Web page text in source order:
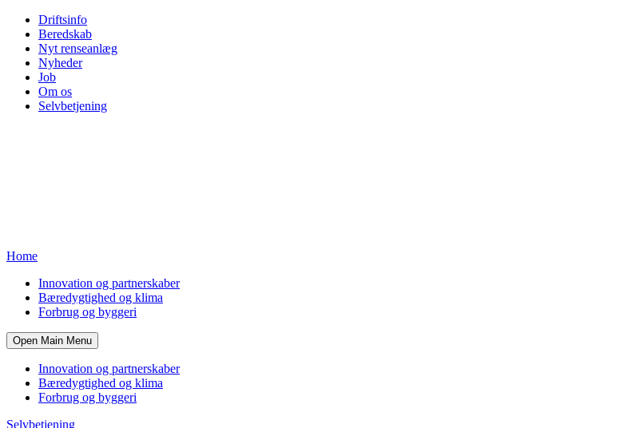
Driftsinfo
Beredskab
Nyt renseanlæg
Nyheder
Job
Om os
Selvbetjening
Home
Innovation og partnerskaber
Bæredygtighed og klima
Forbrug og byggeri
Open Main Menu
Innovation og partnerskaber
Bæredygtighed og klima
Forbrug og byggeri
Selvbetjening